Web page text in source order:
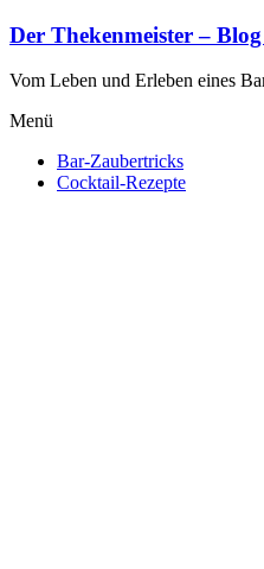
Zum
springen
Der Thekenmeister –
Vom Leben und Erleben eines
Menü
Bar-Zaubertricks
Cocktail-Rezepte